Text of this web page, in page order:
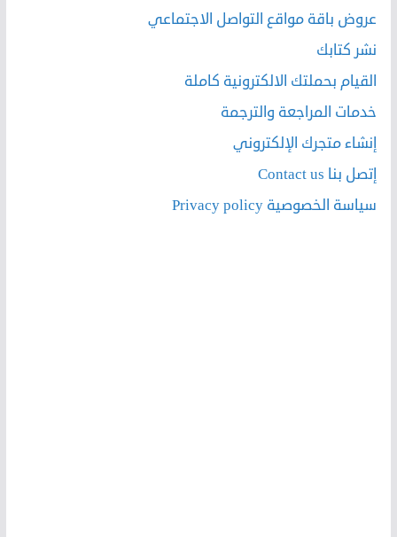
عروض باقة مواقع التواصل الاجتماعي
نشر كتابك
القيام بحملتك الالكترونية كاملة
خدمات المراجعة والترجمة
إنشاء متجرك الإلكتروني
إتصل بنا Contact us
سياسة الخصوصية Privacy policy